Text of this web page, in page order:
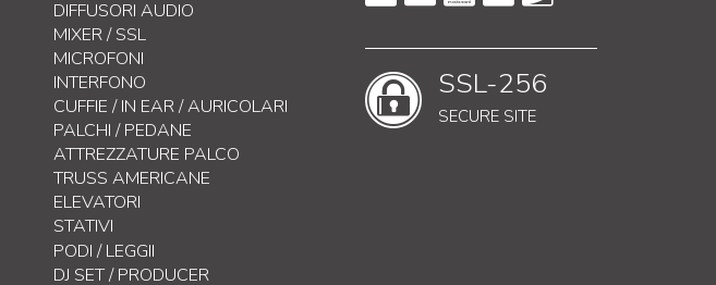
DIFFUSORI AUDIO
MIXER / SSL
MICROFONI
INTERFONO
CUFFIE / IN EAR / AURICOLARI
PALCHI / PEDANE
ATTREZZATURE PALCO
TRUSS AMERICANE
ELEVATORI
STATIVI
per Diffusori
per Microfoni
PODI / LEGGII
DJ SET / PRODUCER
SSL-256
SECURE SITE